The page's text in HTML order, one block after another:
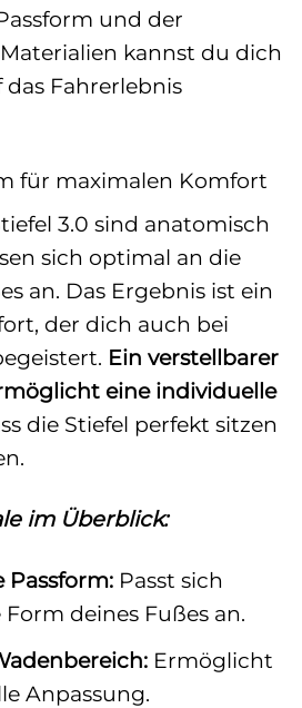
und der
kannst du dich
Fahrerlebnis
für maximalen Komfort
3.0 sind anatomisch
sich optimal an die
an. Das Ergebnis ist ein
der dich auch bei
Ein verstellbarer
eine individuelle
die Stiefel perfekt sitzen
im Überblick:
Passform:Passt sich
deines Fußes an.
Ermöglicht
Anpassung.